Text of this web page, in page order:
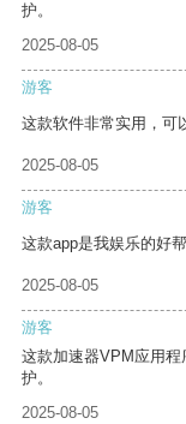
护。
2025-08-05
游客
这款软件非常实用，可
2025-08-05
游客
这款app是我娱乐的好
2025-08-05
游客
这款加速器VPM应用
护。
2025-08-05